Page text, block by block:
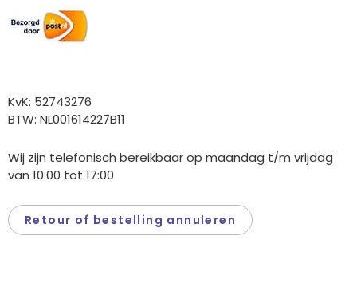
KvK: 52743276
BTW: NL001614227B11
Wij zijn telefonisch bereikbaar op maandag t/m vrijdag
van 10:00 tot 17:00
Retour of bestelling annuleren